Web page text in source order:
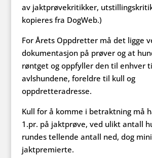
av jaktprøvekritikker,
kopieres fra DogWeb.)
For Årets Oppdretter må det ligge
dokumentasjon på prøver og at
røntget og oppfyller den til enhver
avlshundene, foreldre til kull og
oppdretteradresse.
Kull for å komme i betraktning må
1.pr. på jaktprøve, ved ulikt antall
rundes tellende antall ned, dog
jaktpremierte.